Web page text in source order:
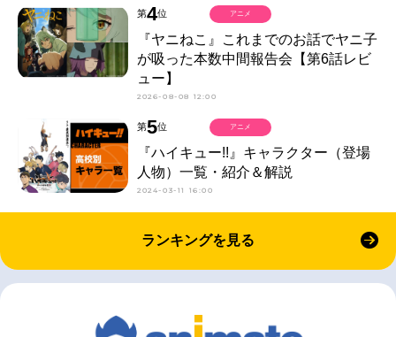
第4位
『ヤニねこ』これまでのお話でヤニ子
が吸った本数中間報告会【第6話レビ
ュー】
2026-08-08 12:00
アニメ
第5位
『ハイキュー!!』キャラクター（登場
人物）一覧・紹介＆解説
2024-03-11 16:00
アニメ
ランキングを見る